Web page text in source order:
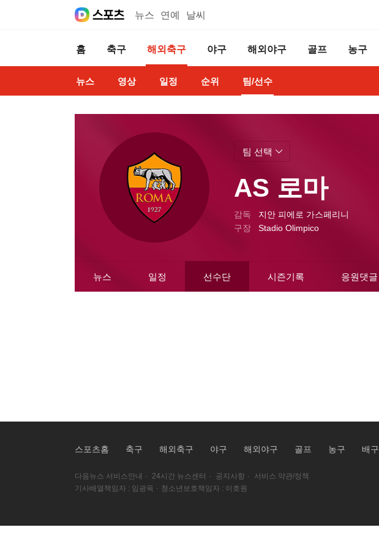
뉴스 연예 날씨
홈 축구 해외축구 야구 해외야구 골프 농구
뉴스 영상 일정 순위 팀/선수
AS 로마
감독
지안 피에로 가스페리니
구장
Stadio Olimpico
팀 선택
뉴스 일정 선수단 시즌기록 응원댓글
스포츠홈 축구 해외축구 야구 해외야구 골프 농구 배구
다음뉴스 서비스안내 · 24시간 뉴스센터 · 공지사항 ·
서비스 약관/정책
기사배열책임자 : 임광욱 · 청소년보호책임자 : 이호원